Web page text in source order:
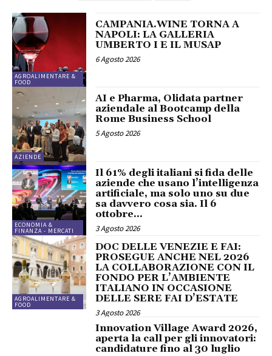
AGROALIMENTARE &
FOOD
CAMPANIA.WINE TORNA A
NAPOLI: LA GALLERIA
UMBERTO I E IL MUSAP
6 Agosto 2026
AZIENDE
AI e Pharma, Olidata partner
aziendale al Bootcamp della
Rome Business School
5 Agosto 2026
ECONOMIA &
FINANZA - MERCATI
Il 61% degli italiani si fida delle
aziende che usano l’intelligenza
artificiale, ma solo uno su due
sa davvero cosa sia. Il 6
ottobre...
3 Agosto 2026
AGROALIMENTARE &
FOOD
DOC DELLE VENEZIE E FAI:
PROSEGUE ANCHE NEL 2026
LA COLLABORAZIONE CON IL
FONDO PER L’AMBIENTE
ITALIANO IN OCCASIONE
DELLE SERE FAI D’ESTATE
3 Agosto 2026
Innovation Village Award 2026,
aperta la call per gli innovatori:
candidature fino al 30 luglio